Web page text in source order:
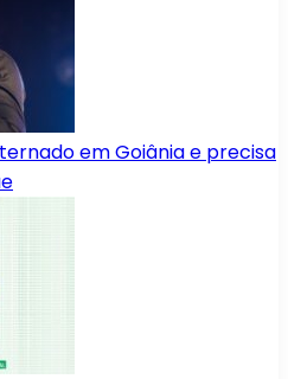
em Goiânia e precisa